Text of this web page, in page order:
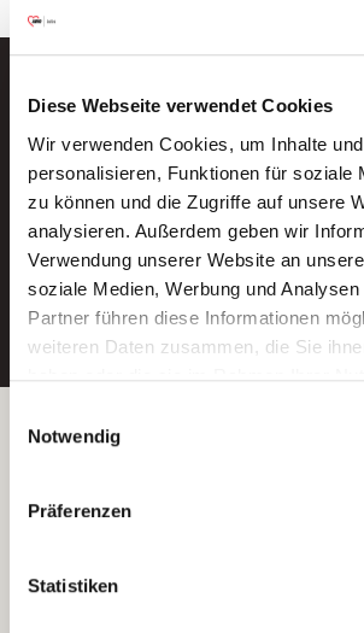
Diese Webseite verwendet Cookies
Wir verwenden Cookies, um Inhalte
personalisieren, Funktionen für soziale
zu können und die Zugriffe auf unsere
analysieren. Außerdem geben wir
Verwendung unserer Website an
soziale Medien, Werbung und
Partner führen diese Informationen
weiteren Daten zusammen, die Sie
Wenn Sie auf „Cookies zulassen“
Sie der Speicherung sämtlicher
Ihre Einwilligung selbstverständlich
indem Sie die Cookie-Einstellungen
unsererDatenschutzerklärung
Notwendig
Präferenzen
Statistiken
Neue Stellen per
Ein kostenloser Service
Jobs.
E-Mail-Adresse eintragen
Betreiber der Webseite
Kantstraße 45a
(Ein Tochterunternehmen des AWO
e.V.)